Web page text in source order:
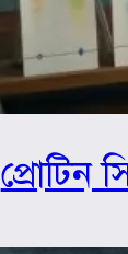
প্রোটিন